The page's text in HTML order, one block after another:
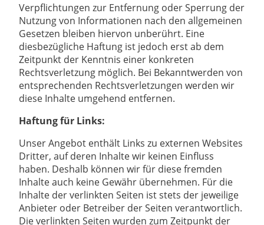
Verpflichtungen zur Entfernung oder Sperrung der
Nutzung von Informationen nach den allgemeinen
Gesetzen bleiben hiervon unberührt. Eine
diesbezügliche Haftung ist jedoch erst ab dem
Zeitpunkt der Kenntnis einer konkreten
Rechtsverletzung möglich. Bei Bekanntwerden von
entsprechenden Rechtsverletzungen werden wir
diese Inhalte umgehend entfernen.
Haftung für Links:
Unser Angebot enthält Links zu externen Websites
Dritter, auf deren Inhalte wir keinen Einfluss
haben. Deshalb können wir für diese fremden
Inhalte auch keine Gewähr übernehmen. Für die
Inhalte der verlinkten Seiten ist stets der jeweilige
Anbieter oder Betreiber der Seiten verantwortlich.
Die verlinkten Seiten wurden zum Zeitpunkt der